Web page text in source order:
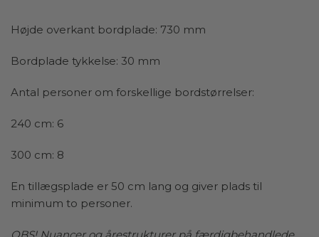
former, hvilket gør dette træ spisebord til et alsidigt
valg, der passer til både moderne og klassiske
særligt – det er også ekstremt holdbart. Træet er af høj
stål sikrer stabilitet og lang levetid. Denne kombination
til både formelle middage og hyggelige
hverdagsmåltider.
Højde overkant bordplade: 730 mm
Bordplade tykkelse: 30 mm
Antal personer om forskellige bordstørrelser:
240 cm: 6
300 cm: 8
En tillægsplade er 50 cm lang og giver plads til
minimum to personer.